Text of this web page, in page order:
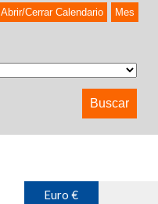
Abrir/Cerrar Calendario Mes
Euro €